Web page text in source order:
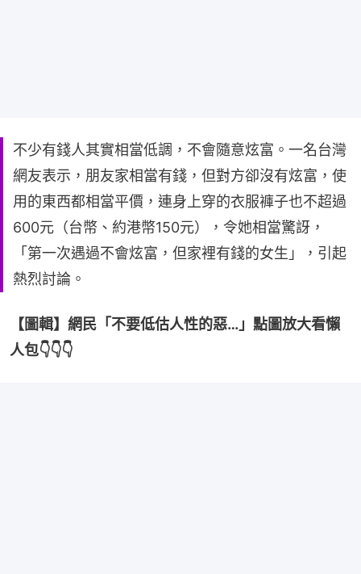
不少有錢人其實相當低調，不會隨意炫富。一名台灣
網友表示，朋友家相當有錢，但對方卻沒有炫富，使
用的東西都相當平價，連身上穿的衣服褲子也不超過
600元（台幣、約港幣150元），令她相當驚訝，
「第一次遇過不會炫富，但家裡有錢的女生」，引起
熱烈討論。
【圖輯】網民「不要低估人性的惡…」點圖放大看懶
人包👇👇👇